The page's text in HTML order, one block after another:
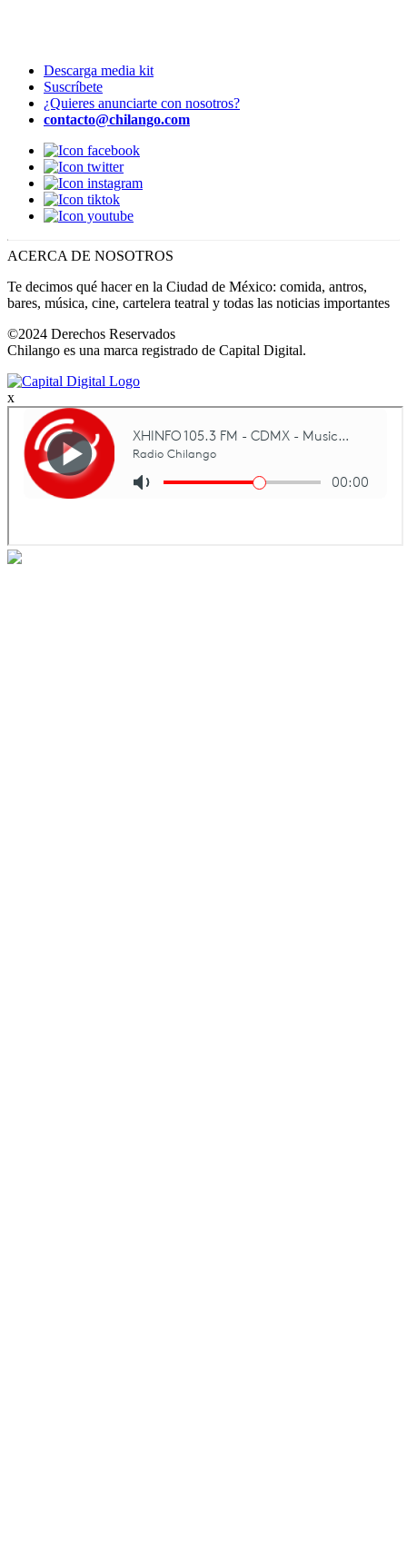
Descarga media kit
Suscríbete
¿Quieres anunciarte con nosotros?
contacto@chilango.com
ACERCA DE NOSOTROS
Te decimos qué hacer en la Ciudad de México: comida, antros,
bares, música, cine, cartelera teatral y todas las noticias importantes
©2024 Derechos Reservados
Chilango es una marca registrado de Capital Digital.
x